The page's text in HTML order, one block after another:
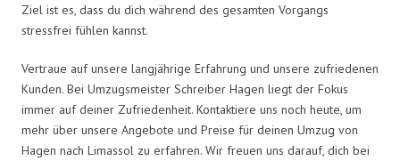
Ziel ist es, dass du dich während des gesamten Vorgangs
stressfrei fühlen kannst.
Vertraue auf unsere langjährige Erfahrung und unsere zufriedenen
Kunden. Bei Umzugsmeister Schreiber Hagen liegt der Fokus
immer auf deiner Zufriedenheit. Kontaktiere uns noch heute, um
mehr über unsere Angebote und Preise für deinen Umzug von
Hagen nach Limassol zu erfahren. Wir freuen uns darauf, dich bei